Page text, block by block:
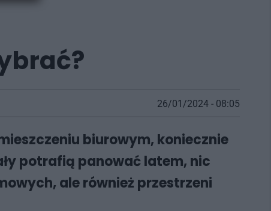
26/01/2024 - 08:05
biurowym, koniecznie
potrafią panować latem, nic
ale również przestrzeni